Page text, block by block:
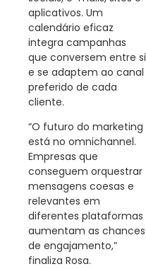
aplicativos. Um
calendário eficaz
integra campanhas
que conversem entre si
e se adaptem ao canal
preferido de cada
cliente.
“O futuro do marketing
está no omnichannel.
Empresas que
conseguem orquestrar
mensagens coesas e
relevantes em
diferentes plataformas
aumentam as chances
de engajamento,”
finaliza Rosa.